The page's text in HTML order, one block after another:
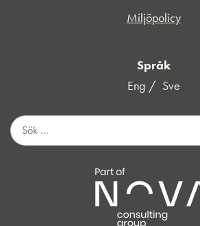
Miljöpolicy
Språk
Eng
Sve
S
ö
k